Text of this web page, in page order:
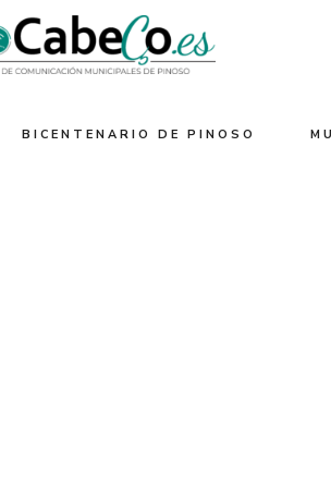
BICENTENARIO DE PINOSO